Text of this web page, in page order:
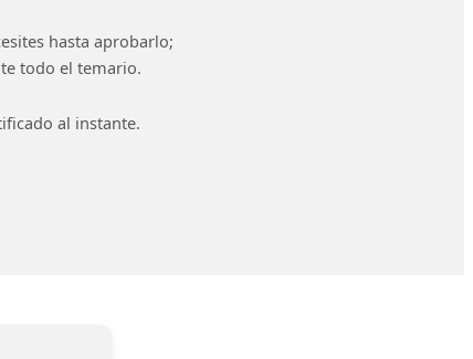
hasta aprobarlo;
todo el temario.
al instante.